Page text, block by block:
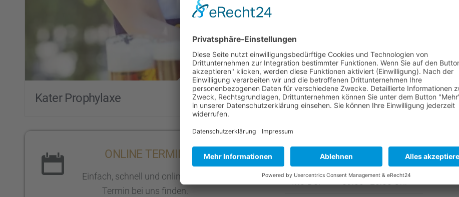
Kater Prophy­laxe Immun­boos­ter
ONLINE TERMIN
Einfach, schnell und online einen
Termin bei uns finden.
ÖFFNUNGS­ZEI­TEN
09:00–20:00 Uhr